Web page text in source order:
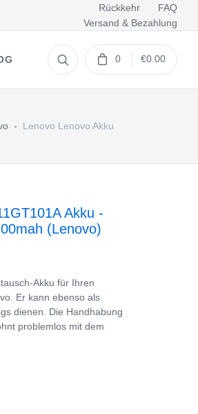
Rückkehr
FAQ
Versand & Bezahlung
0 €0.00
Lenovo Lenovo Akku
Akku -
(Lenovo)
Akku für Ihren
Er kann ebenso als
dienen. Die Handhabung
problemlos mit dem